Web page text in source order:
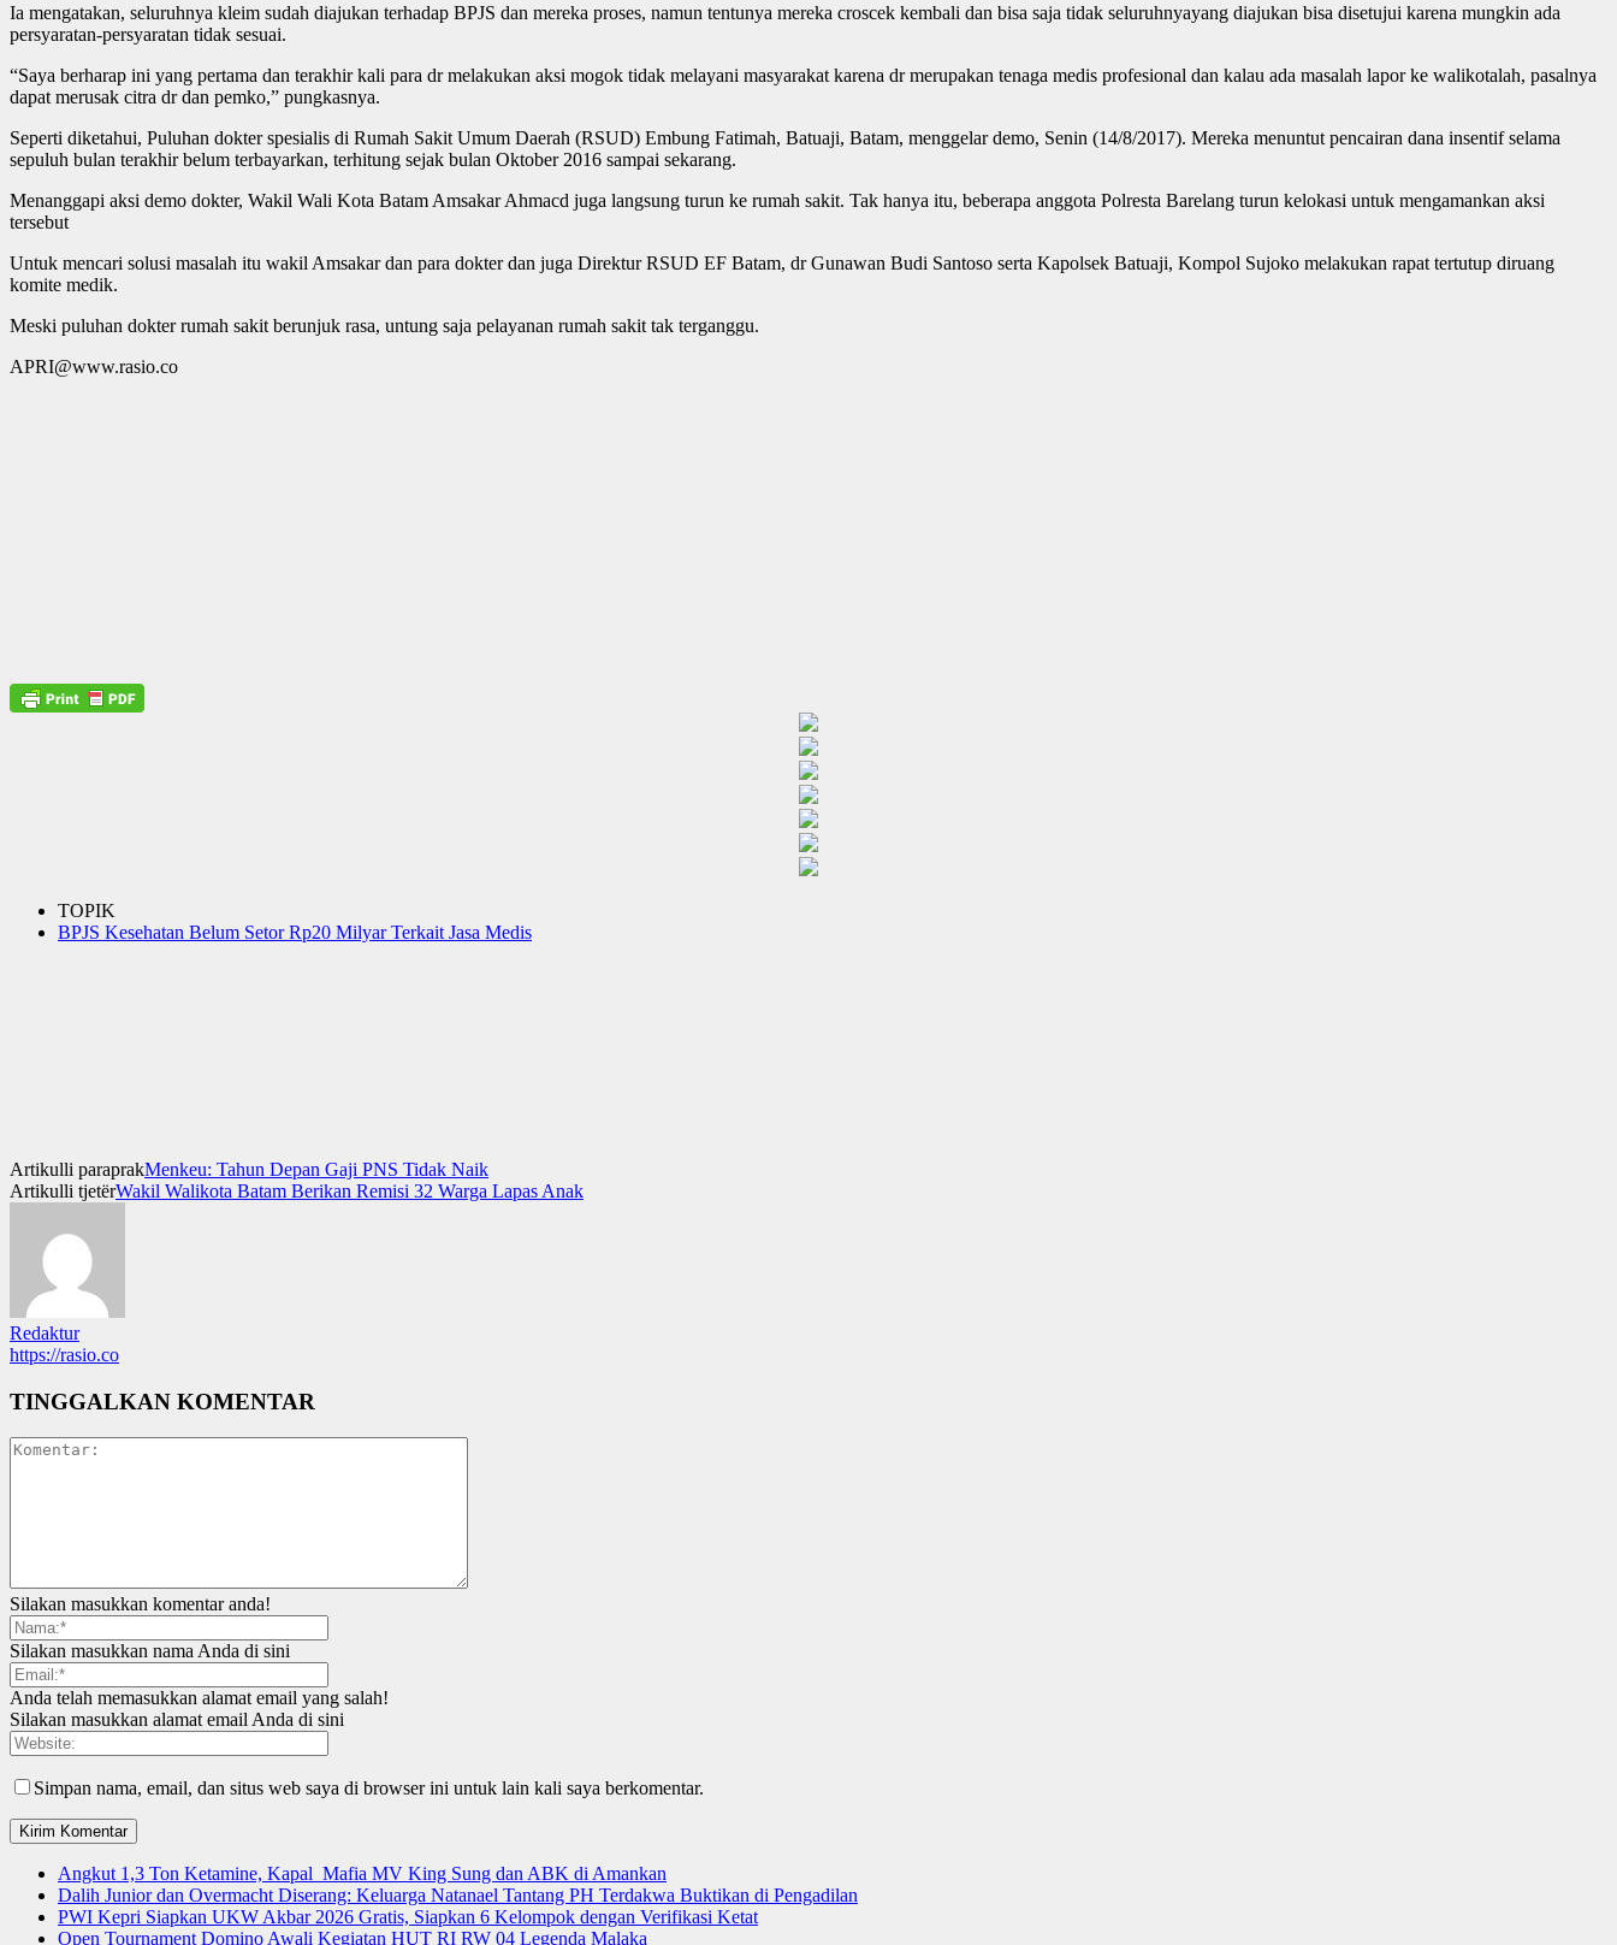
Ia mengatakan, seluruhnya kleim sudah diajukan terhadap BPJS dan mereka proses, namun tentunya mereka croscek kembali dan bisa saja tidak seluruhnyayang diajukan bisa disetujui karena mungkin ada
persyaratan-persyaratan tidak sesuai.
“Saya berharap ini yang pertama dan terakhir kali para dr melakukan aksi mogok tidak melayani masyarakat karena dr merupakan tenaga medis profesional dan kalau ada masalah lapor ke walikotalah, pasalnya
dapat merusak citra dr dan pemko,” pungkasnya.
Seperti diketahui, Puluhan dokter spesialis di Rumah Sakit Umum Daerah (RSUD) Embung Fatimah, Batuaji, Batam, menggelar demo, Senin (14/8/2017). Mereka menuntut pencairan dana insentif selama
sepuluh bulan terakhir belum terbayarkan, terhitung sejak bulan Oktober 2016 sampai sekarang.
Menanggapi aksi demo dokter, Wakil Wali Kota Batam Amsakar Ahmacd juga langsung turun ke rumah sakit. Tak hanya itu, beberapa anggota Polresta Barelang turun kelokasi untuk mengamankan aksi
tersebut
Untuk mencari solusi masalah itu wakil Amsakar dan para dokter dan juga Direktur RSUD EF Batam, dr Gunawan Budi Santoso serta Kapolsek Batuaji, Kompol Sujoko melakukan rapat tertutup diruang
komite medik.
Meski puluhan dokter rumah sakit berunjuk rasa, untung saja pelayanan rumah sakit tak terganggu.
APRI@www.rasio.co
TOPIK
BPJS Kesehatan Belum Setor Rp20 Milyar Terkait Jasa Medis
Artikulli paraprakMenkeu: Tahun Depan Gaji PNS Tidak Naik
Artikulli tjetërWakil Walikota Batam Berikan Remisi 32 Warga Lapas Anak
Redaktur
https://rasio.co
TINGGALKAN KOMENTAR
Silakan masukkan komentar anda!
Silakan masukkan nama Anda di sini
Anda telah memasukkan alamat email yang salah!
Silakan masukkan alamat email Anda di sini
Simpan nama, email, dan situs web saya di browser ini untuk lain kali saya berkomentar.
Angkut 1,3 Ton Ketamine, Kapal Mafia MV King Sung dan ABK di Amankan
Dalih Junior dan Overmacht Diserang: Keluarga Natanael Tantang PH Terdakwa Buktikan di Pengadilan
PWI Kepri Siapkan UKW Akbar 2026 Gratis, Siapkan 6 Kelompok dengan Verifikasi Ketat
Open Tournament Domino Awali Kegiatan HUT RI RW 04 Legenda Malaka